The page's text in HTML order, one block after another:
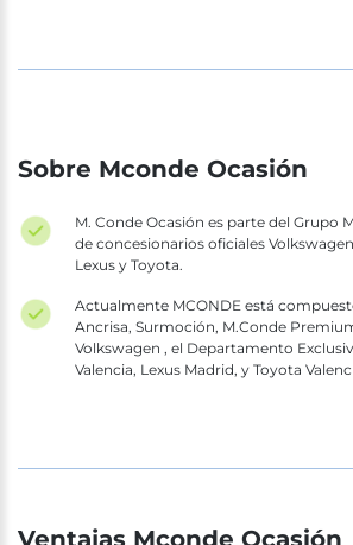
Sobre Mconde Ocasión
M. Conde Ocasión es parte del Grupo
de concesionarios oficiales
Lexus y Toyota.
Actualmente MCONDE está
Ancrisa, Surmoción, M.Conde
Volkswagen , el Departamento
Valencia, Lexus Madrid, y Toyota
Ventajas Mconde Ocasión